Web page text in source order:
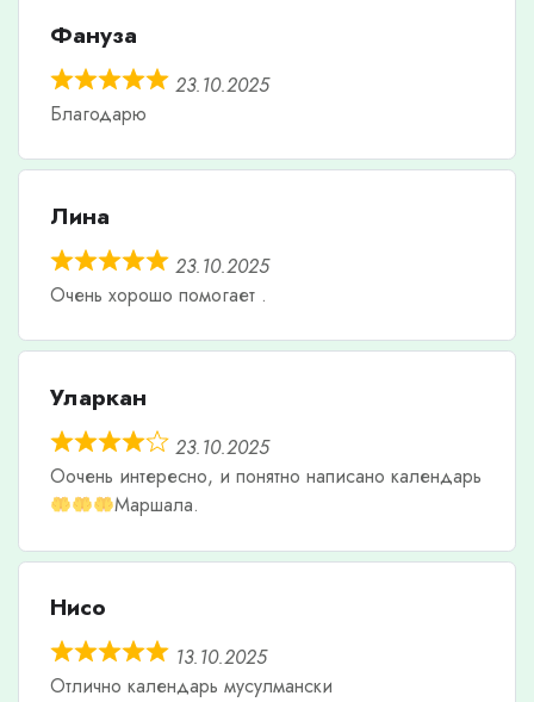
Фануза
23.10.2025
Благодарю
Лина
23.10.2025
Очень хорошо помогает .
Уларкан
23.10.2025
Оочень интересно, и понятно написано календарь
Маршала.
Нисо
13.10.2025
Отлично календарь мусулмански